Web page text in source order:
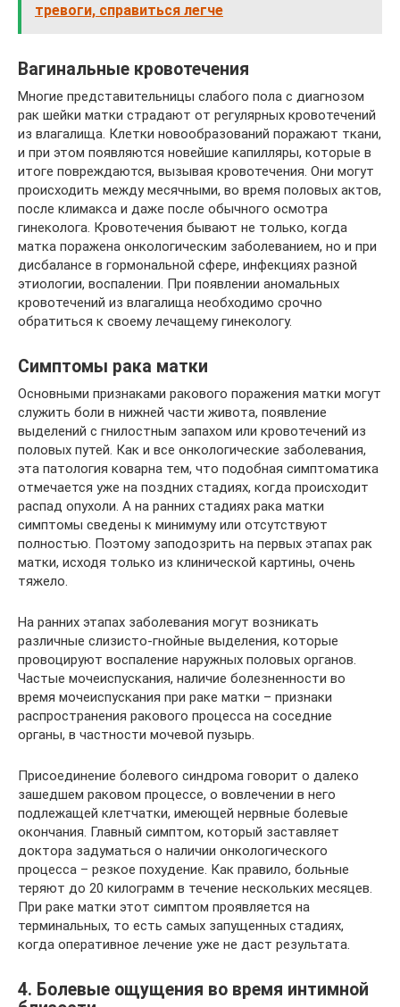
тревоги, справиться легче
Вагинальные кровотечения
Многие представительницы слабого пола с диагнозом
рак шейки матки страдают от регулярных кровотечений
из влагалища. Клетки новообразований поражают ткани,
и при этом появляются новейшие капилляры, которые в
итоге повреждаются, вызывая кровотечения. Они могут
происходить между месячными, во время половых актов,
после климакса и даже после обычного осмотра
гинеколога. Кровотечения бывают не только, когда
матка поражена онкологическим заболеванием, но и при
дисбалансе в гормональной сфере, инфекциях разной
этиологии, воспалении. При появлении аномальных
кровотечений из влагалища необходимо срочно
обратиться к своему лечащему гинекологу.
Симптомы рака матки
Основными признаками ракового поражения матки могут
служить боли в нижней части живота, появление
выделений с гнилостным запахом или кровотечений из
половых путей. Как и все онкологические заболевания,
эта патология коварна тем, что подобная симптоматика
отмечается уже на поздних стадиях, когда происходит
распад опухоли. А на ранних стадиях рака матки
симптомы сведены к минимуму или отсутствуют
полностью. Поэтому заподозрить на первых этапах рак
матки, исходя только из клинической картины, очень
тяжело.
На ранних этапах заболевания могут возникать
различные слизисто-гнойные выделения, которые
провоцируют воспаление наружных половых органов.
Частые мочеиспускания, наличие болезненности во
время мочеиспускания при раке матки – признаки
распространения ракового процесса на соседние
органы, в частности мочевой пузырь.
Присоединение болевого синдрома говорит о далеко
зашедшем раковом процессе, о вовлечении в него
подлежащей клетчатки, имеющей нервные болевые
окончания. Главный симптом, который заставляет
доктора задуматься о наличии онкологического
процесса – резкое похудение. Как правило, больные
теряют до 20 килограмм в течение нескольких месяцев.
При раке матки этот симптом проявляется на
терминальных, то есть самых запущенных стадиях,
когда оперативное лечение уже не даст результата.
4. Болевые ощущения во время интимной